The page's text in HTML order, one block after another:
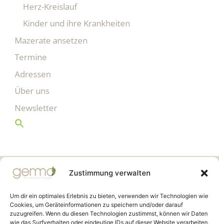
Zustimmung verwalten
Um dir ein optimales Erlebnis zu bieten, verwenden wir Technologien wie
Cookies, um Geräteinformationen zu speichern und/oder darauf
zuzugreifen. Wenn du diesen Technologien zustimmst, können wir Daten
wie das Surfverhalten oder eindeutige IDs auf dieser Website verarbeiten.
Herz-Kreislauf
Kinder und ihre Krankheiten
Mazerate ansetzen
Termine
Adressen
Über uns
Newsletter
Gemmo Community
Birkenstr. 7
CH-6003 Luzern
info@gemmo.de